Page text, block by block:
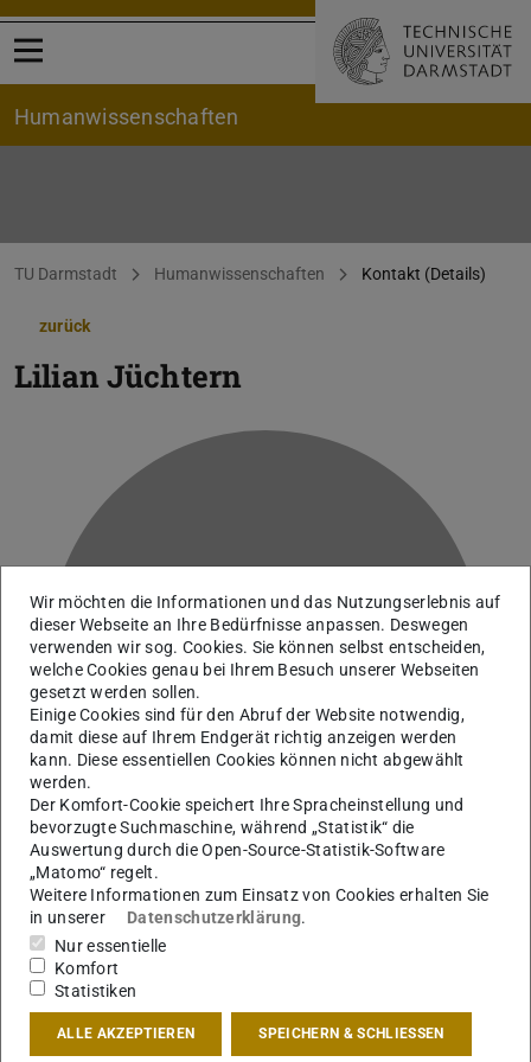
Menü öffnen
Human­wissenschaften
Sie befinden sich hier:
TU Darmstadt Humanwissenschaften Kontakt (Details)
zurück
Lilian Jüchtern
J
Studienkoordination
Kontakt
lilian.juechtern@tu-...
Wir möchten die Informationen und das Nutzungserlebnis auf
dieser Webseite an Ihre Bedürfnisse anpassen. Deswegen
verwenden wir sog. Cookies. Sie können selbst entscheiden,
welche Cookies genau bei Ihrem Besuch unserer Webseiten
gesetzt werden sollen.
Einige Cookies sind für den Abruf der Website notwendig,
damit diese auf Ihrem Endgerät richtig anzeigen werden
kann. Diese essentiellen Cookies können nicht abgewählt
werden.
Der Komfort-Cookie speichert Ihre Spracheinstellung und
bevorzugte Suchmaschine, während „Statistik“ die
Auswertung durch die Open-Source-Statistik-Software
„Matomo“ regelt.
Weitere Informationen zum Einsatz von Cookies erhalten Sie
in unserer
Datenschutzerklärung.
Nur essentielle
Komfort
Statistiken
ALLE AKZEPTIEREN SPEICHERN & SCHLIESSEN